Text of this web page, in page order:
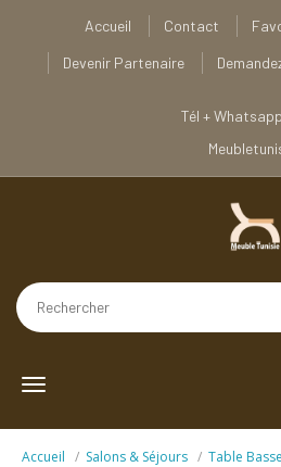
Accueil Contact
Devenir Partenaire
Tél +
Toggle
Accueil Salons & Séjours Table Basse